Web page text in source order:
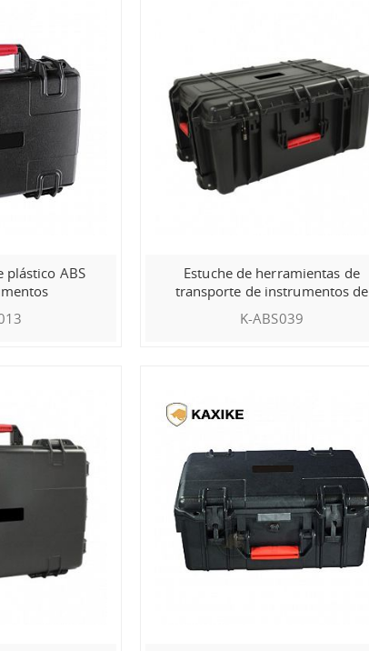
plástico ABS
Estuche de herramientas de
transporte de instrumentos de
K-ABS039